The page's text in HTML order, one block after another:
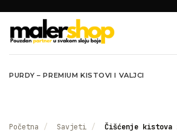
content
PURDY – PREMIUM KISTOVI I VALJCI
Početna / Savjeti / Čišćenje